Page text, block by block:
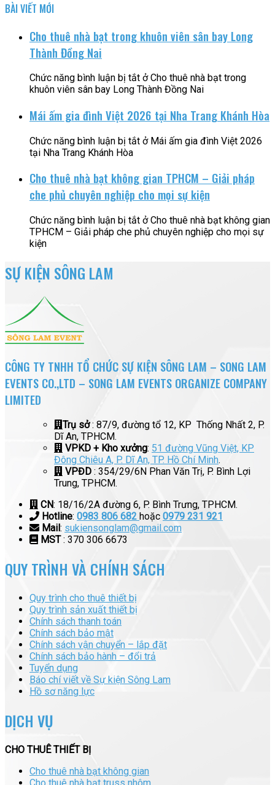
BÀI VIẾT MỚI
Cho thuê nhà bạt trong khuôn viên sân bay Long
Thành Đồng Nai
Chức năng bình luận bị tắt ở Cho thuê nhà bạt trong
khuôn viên sân bay Long Thành Đồng Nai
Mái ấm gia đình Việt 2026 tại Nha Trang Khánh Hòa
Chức năng bình luận bị tắt ở Mái ấm gia đình Việt 2026
tại Nha Trang Khánh Hòa
Cho thuê nhà bạt không gian TPHCM – Giải pháp
che phủ chuyên nghiệp cho mọi sự kiện
Chức năng bình luận bị tắt ở Cho thuê nhà bạt không gian
TPHCM – Giải pháp che phủ chuyên nghiệp cho mọi sự
kiện
SỰ KIỆN SÔNG LAM
CÔNG TY TNHH TỔ CHỨC SỰ KIỆN SÔNG LAM – SONG LAM
EVENTS CO.,LTD – SONG LAM EVENTS ORGANIZE COMPANY
LIMITED
Trụ sở: 87/9, đường tổ 12, KP Thống Nhất 2, P.
Dĩ An, TPHCM.
VPKD + Kho xưởng: 51 đường Vũng Việt, KP
Đông Chiêu A, P. Dĩ An, TP. Hồ Chí Minh.
VPĐD : 354/29/6N Phan Văn Trị, P. Bình Lợi
Trung, TPHCM.
CN: 18/16/2A đường 6, P. Bình Trưng, TPHCM.
Hotline: 0983 806 682 hoặc 0979 231 921
Mail : sukiensonglam@gmail.com
MST: 370 306 6673
QUY TRÌNH VÀ CHÍNH SÁCH
Quy trình cho thuê thiết bị
Quy trình sản xuất thiết bị
Chính sách thanh toán
Chính sách bảo mật
Chính sách vận chuyển – lắp đặt
Chính sách bảo hành – đổi trả
Tuyển dụng
Báo chí viết về Sự kiện Sông Lam
Hồ sơ năng lực
DỊCH VỤ
CHO THUÊ THIẾT BỊ
Cho thuê nhà bạt không gian